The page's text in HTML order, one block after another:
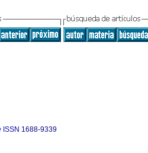
ISSN 1688-9339